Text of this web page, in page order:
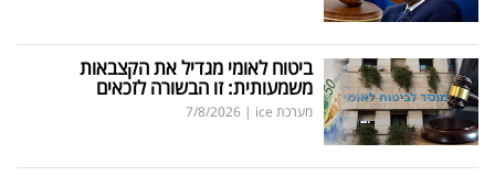
ביטוח לאומי מגדיל את הקצבאות
משמעותית: זו הבשורה לזכאים
מערכת ice |
7/8/2026